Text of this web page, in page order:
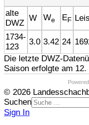
alte
DWZ
W We EF
1734-
123
3.0 3.42 24
Die letzte DWZ-
Saison erfolgte am
© 2026
Suchen
Sign In